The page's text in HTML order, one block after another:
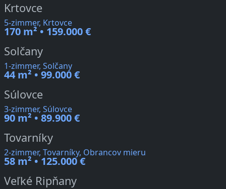
Krtovce
5-zimmer, Krtovce
170 m² • 159.000 €
Solčany
1-zimmer, Solčany
44 m² • 99.000 €
Súlovce
3-zimmer, Súlovce
90 m² • 89.900 €
Tovarníky
2-zimmer, Tovarníky, Obrancov mieru
58 m² • 125.000 €
Veľké Ripňany